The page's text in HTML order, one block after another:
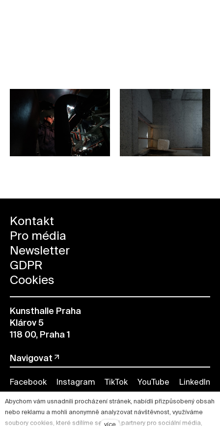
Kontakt
Pro média
Newsletter
GDPR
Cookies
Kunsthalle Praha
Klárov 5
118 00, Praha 1
Navigovat
Facebook Instagram TikTok YouTube LinkedIn
Abychom vám usnadnili procházení stránek, nabídli přizpůsobený obsah
nebo reklamu a mohli anonymně analyzovat návštěvnost, využíváme
soubory cookies, které sdílíme se svými partnery pro sociální média,
více